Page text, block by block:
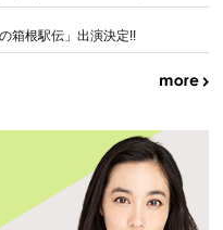
箱根駅伝」出演決定!!